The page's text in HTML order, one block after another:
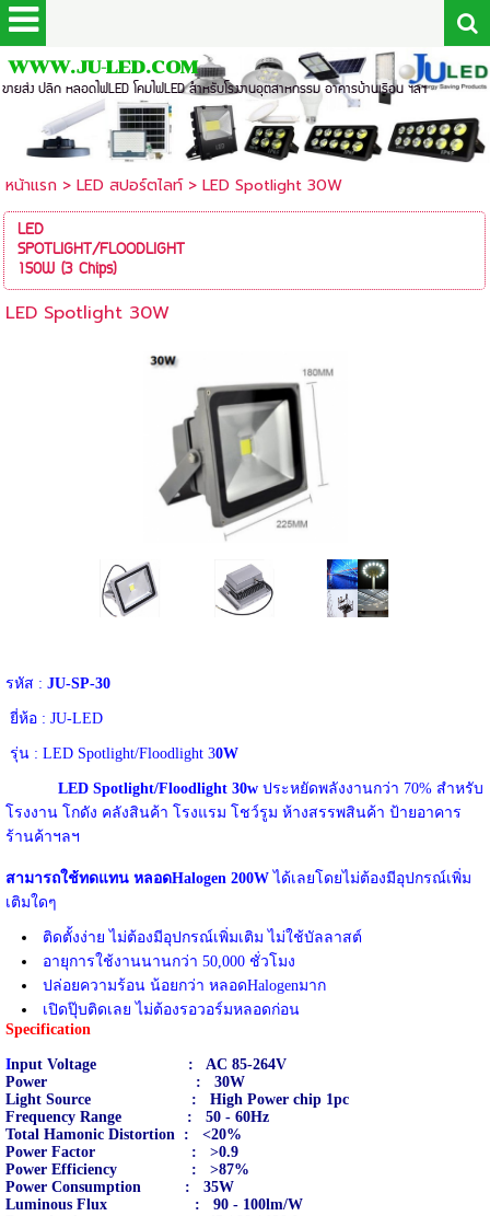
WWW.JU-LED.COM
ขายส่ง ปลีก หลอดไฟLED โคมไฟLED สำหรับโรงงานอุตสาหกรรม อาคารบ้านเรือน ฯลฯ
หน้าแรก> LED สปอร์ตไลท์ > LED Spotlight 30W
LED
SPOTLIGHT/FLOODLIGHT
150W (3 Chips)
LED Spotlight 30W
รหัส : JU-SP-30
ยี่ห้อ : JU-LED
รุ่น : LED Spotlight/Floodlight 30W
LED Spotlight/Floodlight 30wประหยัดพลังงานกว่า 70% สำหรับ
โรงงาน โกดัง คลังสินค้า โรงแรม โชว์รูม ห้างสรรพสินค้า ป้ายอาคาร
ร้านค้าฯลฯ
สามารถใช้ทดแทน หลอดHalogen 200W ได้เลยโดยไม่ต้องมีอุปกรณ์เพิ่ม
เติมใดๆ
ติดตั้งง่าย ไม่ต้องมีอุปกรณ์เพิ่มเติม ไม่ใช้บัลลาสต์
อายุการใช้งานนานกว่า 50,000 ชั่วโมง
ปล่อยความร้อน น้อยกว่า หลอดHalogenมาก
เปิดปุ๊บติดเลย ไม่ต้องรอวอร์มหลอดก่อน
Specification
Input Voltage : AC 85-264V
Power : 30W
Light Source : High Power chip 1pc
Frequency Range : 50 - 60Hz
Total Hamonic Distortion : <20%
Power Factor : >0.9
Power Efficiency : >87%
Power Consumption : 35W
Luminous Flux : 90 - 100lm/W